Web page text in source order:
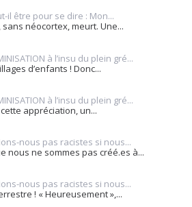
il être pour se dire : Mon...
néocortex, meurt. Une...
à l’insu du plein gré...
d’enfants ! Donc...
à l’insu du plein gré...
appréciation, un...
nous pas racistes si nous...
nous ne sommes pas créé.es à...
nous pas racistes si nous...
! « Heureusement »,...